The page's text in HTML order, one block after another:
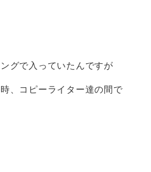
グで入っていたんですが
、コピーライター達の間で